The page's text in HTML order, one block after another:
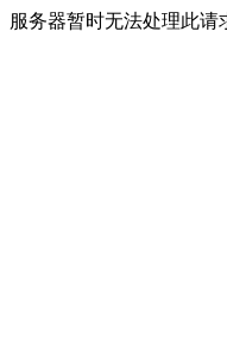
服务器暂时无法处理此请